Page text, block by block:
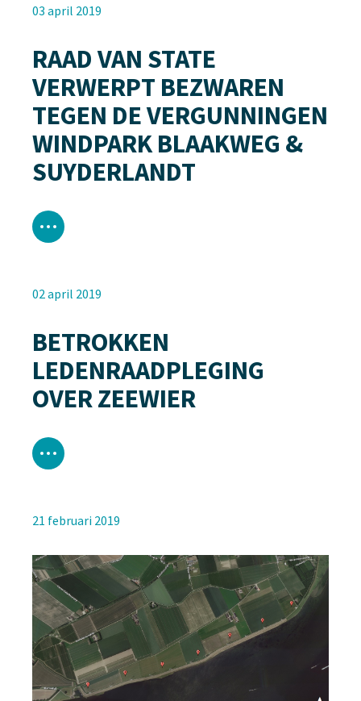
03 april 2019
RAAD VAN STATE
VERWERPT BEZWAREN
TEGEN DE VERGUNNINGEN
WINDPARK BLAAKWEG &
SUYDERLANDT
02 april 2019
BETROKKEN
LEDENRAADPLEGING
OVER ZEEWIER
21 februari 2019